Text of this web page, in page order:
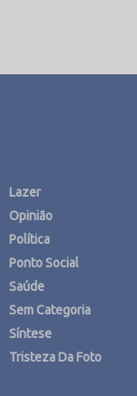
Lazer
Opinião
Política
Ponto Social
Saúde
Sem Categoria
Síntese
Tristeza Da Foto